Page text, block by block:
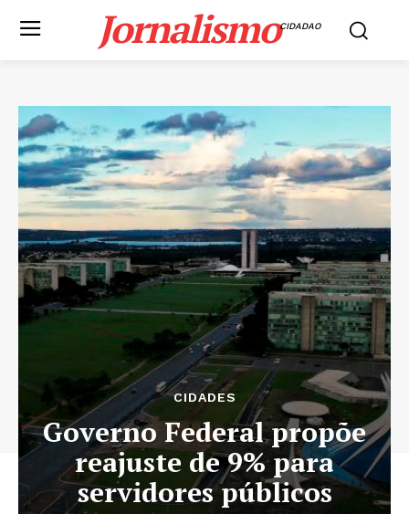
JornalismoCIDADAO
CIDADES
Governo Federal propõe
reajuste de 9% para
servidores públicos